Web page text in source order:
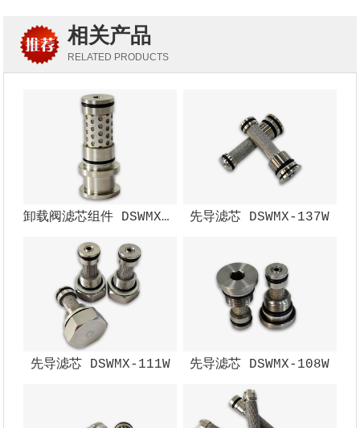
相关产品
RELATED PRODUCTS
卸载阀滤芯组件 DSWMX-002W 先导滤芯 DSWMX-137W
先导滤芯 DSWMX-111W 先导滤芯 DSWMX-108W